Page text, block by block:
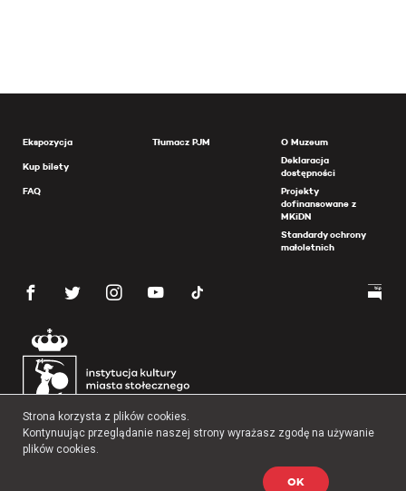
Ekspozycja
Kup bilety
FAQ
Tłumacz PJM
O Muzeum
Deklaracja
dostępności
Projekty
dofinansowane z
MKiDN
Standardy ochrony
małoletnich
Copyright 2026 Muzeum Powstania Warszawskiego
Strona korzysta z plików cookies.
Kontynuując przeglądanie naszej strony wyrażasz zgodę na używanie
plików cookies.
OK